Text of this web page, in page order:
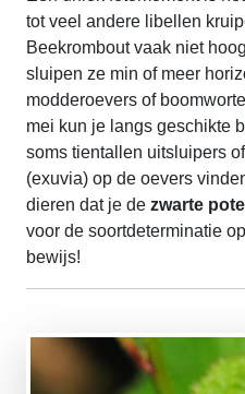
tot veel andere libellen
Beekrombout vaak niet
sluipen ze min of meer
modderoevers of
mei kun je langs geschikte
soms tientallen uitsluipers
(exuvia) op de oevers
dieren dat je de zwarte
voor de soortdeterminatie
bewijs!